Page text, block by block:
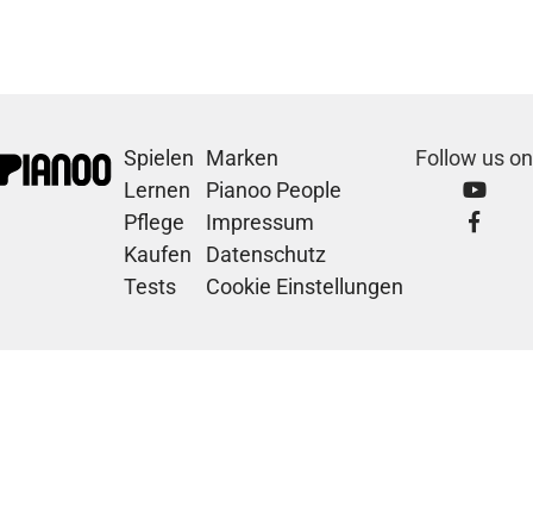
Spielen
Lernen
Pflege
Kaufen
Tests
Marken
Pianoo People
Impressum
Datenschutz
Cookie Einstellungen
Follow us on